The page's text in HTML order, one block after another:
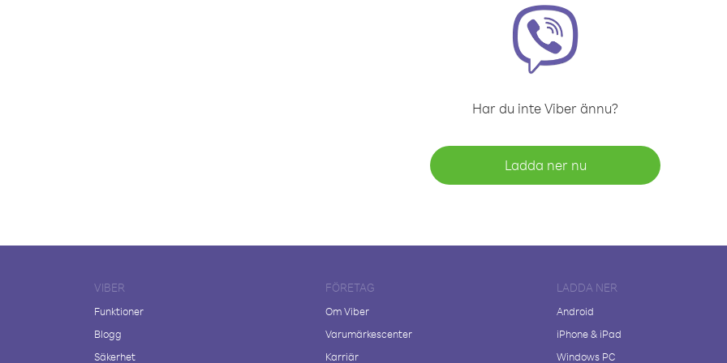
Har du inte Viber ännu?
Ladda ner nu
VIBER
Funktioner
Blogg
Säkerhet
FÖRETAG
Om Viber
Varumärkescenter
Karriär
LADDA NER
Android
iPhone & iPad
Windows PC